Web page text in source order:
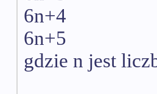
6n+4
6n+5
gdzie n jest